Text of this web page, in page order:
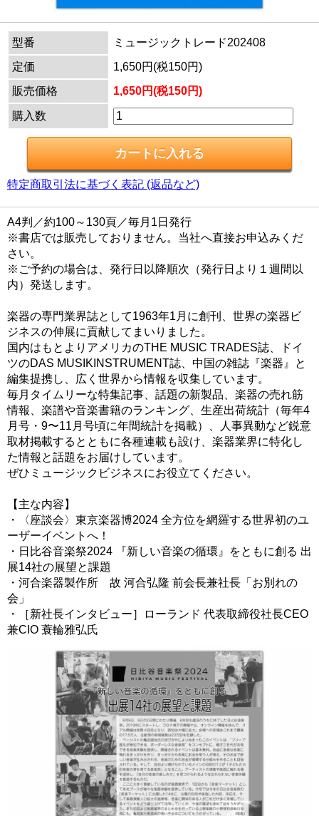
型番
ミュージックトレード202408
定価
1,650円(税150円)
販売価格
1,650円(税150円)
購入数
特定商取引法に基づく表記 (返品など)
A4判／約100～130頁／毎月1日発行
※書店では販売しておりません。当社へ直接お申込みくだ
さい。
※ご予約の場合は、発行日以降順次（発行日より１週間以
内）発送します。
楽器の専門業界誌として1963年1月に創刊、世界の楽器ビ
ジネスの伸展に貢献してまいりました。
国内はもとよりアメリカのTHE MUSIC TRADES誌、ドイ
ツのDAS MUSIKINSTRUMENT誌、中国の雑誌『楽器』と
編集提携し、広く世界から情報を収集しています。
毎月タイムリーな特集記事、話題の新製品、楽器の売れ筋
情報、楽譜や音楽書籍のランキング、生産出荷統計（毎年4
月号・9〜11月号頃に年間統計を掲載）、人事異動など鋭意
取材掲載するとともに各種連載も設け、楽器業界に特化し
た情報と話題をお届けしています。
ぜひミュージックビジネスにお役立てください。
【主な内容】
・〈座談会〉東京楽器博2024 全方位を網羅する世界初のユ
ーザーイベントへ！
・日比谷音楽祭2024 『新しい音楽の循環』をともに創る 出
展14社の展望と課題
・河合楽器製作所 故 河合弘隆 前会長兼社長「お別れの
会」
・［新社長インタビュー］ローランド 代表取締役社長CEO
兼CIO 蓑輪雅弘氏